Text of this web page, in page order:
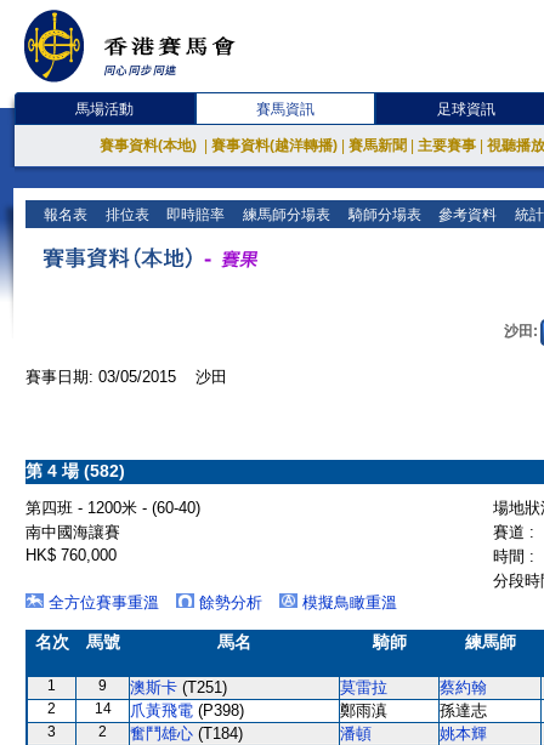
馬場活動 賽馬資訊 足球資訊
賽事資料(本地) 賽事資料(越洋轉播) 賽馬新聞 主要賽事 視聽播
報名表 排位表 即時賠率 練馬師分場表 騎師分場表 參考資料 統
沙田:
賽事日期: 03/05/2015 沙田
第 4 場 (582)
第四班 - 1200米 - (60-40)
場地
南中國海讓賽
賽道 :
HK$ 760,000
時間 :
分段
全方位賽事重溫
餘勢分析 模擬鳥瞰重溫
名次 馬號 馬名 騎師 練馬師
1 9 澳斯卡 (T251) 莫雷拉 蔡約翰
2 14 爪黃飛電 (P398) 鄭雨滇 孫達志
3 2 奮鬥雄心 (T184) 潘頓 姚本輝